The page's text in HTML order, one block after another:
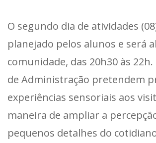
O segundo dia de atividades
planejado pelos alunos e será
comunidade, das 20h30 às
de Administração pretendem
experiências sensoriais aos
maneira de ampliar a
pequenos detalhes do